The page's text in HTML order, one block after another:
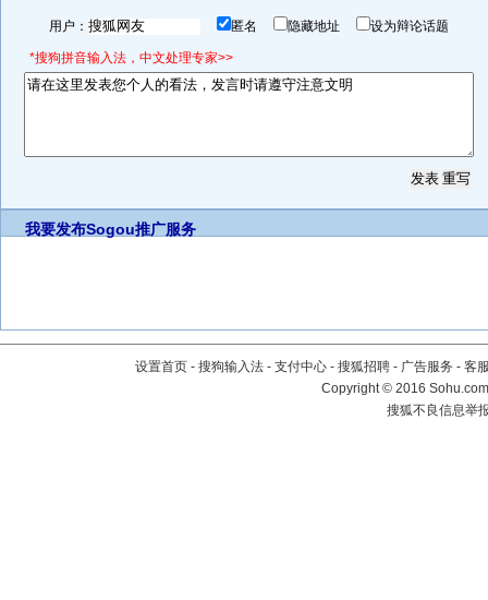
用户： 匿名 隐藏地址 设为辩论话题
*搜狗拼音输入法，中文处理专家>>
我要发布Sogou推广服务
设置首页 - 搜狗输入法 - 支付中心 - 搜狐招聘 - 广告服务 - 客
Copyright©2016
搜狐不良信息举